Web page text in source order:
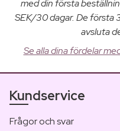
med din första
SEK/30 dagar. De första
avsluta
Se alla dina fördelar
Kundservice
Frågor och svar